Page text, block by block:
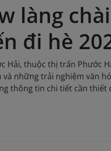
làng
đi hè
Hải, thuộc thị trấn Phước
và những trải nghiệm văn
thông tin chi tiết cần thiết